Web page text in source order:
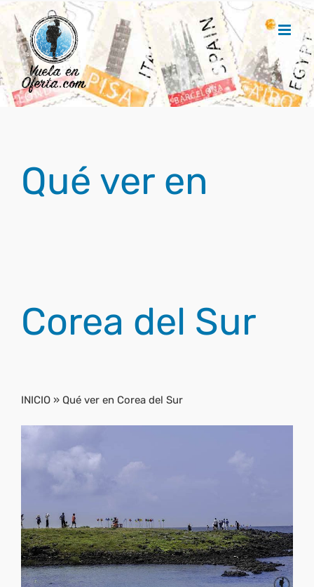
Saltar
contenido
Qué ver en
Corea del Sur
INICIO » Qué ver en Corea del Sur
Qué ver en la Isla Udo
Corea del Sur